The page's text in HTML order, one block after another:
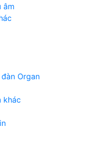
âm
Organ
khác